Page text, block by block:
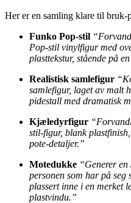
Her er en samling klare til
Funko Pop-stil
Pop-stil vinylfigur med
plasttekstur, stående på
Realistisk samlefigur
samlefigur, laget av malt
pidestall med dramatisk
Kjæledyrfigur
stil-figur, blank
pote-detaljer.”
Motedukke “Generer
personen som har på
plassert inne i en merket
plastvindu.”